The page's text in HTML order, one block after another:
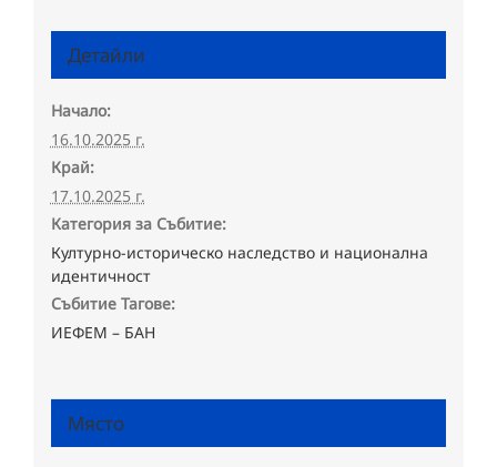
Детайли
Начало:
16.10.2025 г.
Край:
17.10.2025 г.
Категория за Събитие:
Културно-историческо наследство и национална
идентичност
Събитие Тагове:
ИЕФЕМ – БАН
Място